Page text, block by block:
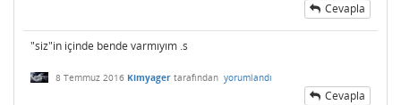
Cevapla
"siz"in içinde bende varmıyım .s
8 Temmuz 2016 Kimyager tarafından yorumlandı
Cevapla